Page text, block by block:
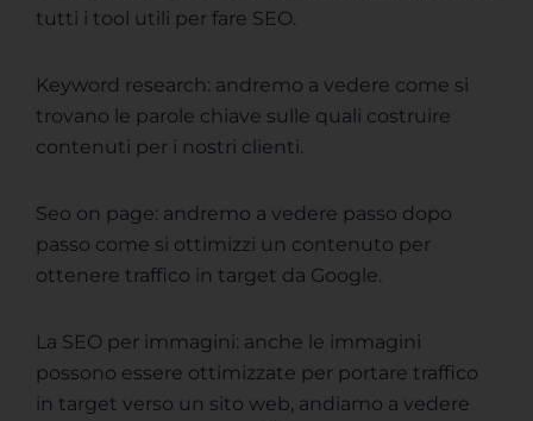
tutti i tool utili per fare SEO.
Keyword research: andremo a vedere come si
trovano le parole chiave sulle quali costruire
contenuti per i nostri clienti.
Seo on page: andremo a vedere passo dopo
passo come si ottimizzi un contenuto per
ottenere traffico in target da Google.
La SEO per immagini: anche le immagini
possono essere ottimizzate per portare traffico
in target verso un sito web, andiamo a vedere